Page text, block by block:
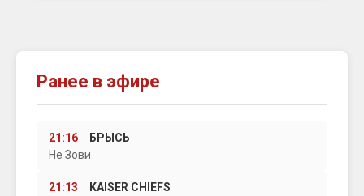
Ранее в эфире
21:16
БРЫСЬ
Не Зови
21:13
KAISER CHIEFS